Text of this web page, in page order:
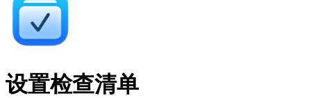
设置检查清单